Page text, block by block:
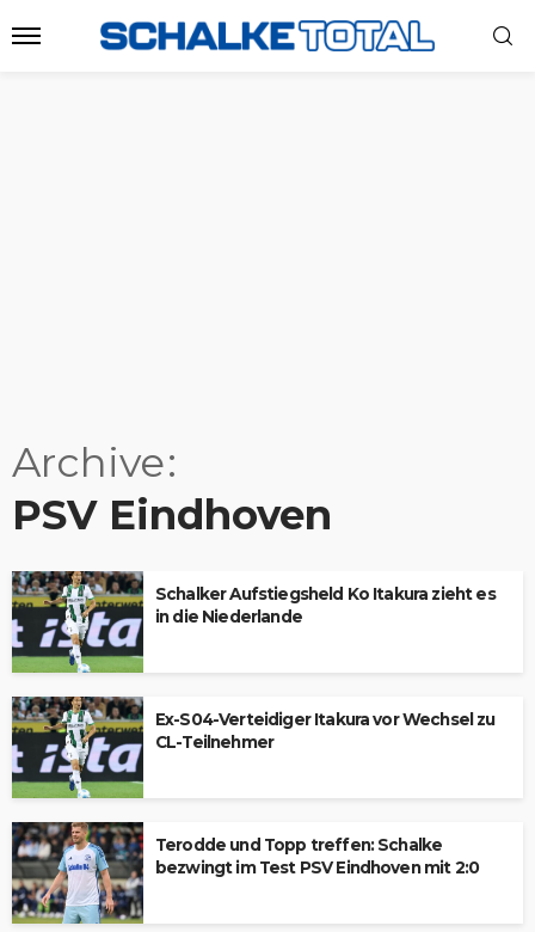
Archive
PSV Eindhoven
Schalker Aufstiegsheld Ko Itakura zieht es
in die Niederlande
Ex-S04-Verteidiger Itakura vor Wechsel zu
CL-Teilnehmer
Terodde und Topp treffen: Schalke
bezwingt im Test PSV Eindhoven mit 2:0